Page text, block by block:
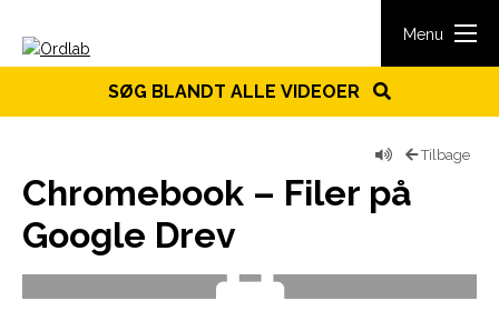
Menu
SØG BLANDT ALLE VIDEOER
Tilbage
Chromebook – Filer på
Google Drev